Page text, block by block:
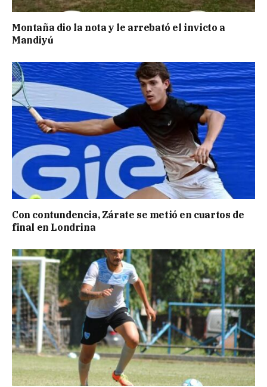
Montaña dio la nota y le arrebató el invicto a
Mandiyú
Con contundencia, Zárate se metió en cuartos de
final en Londrina